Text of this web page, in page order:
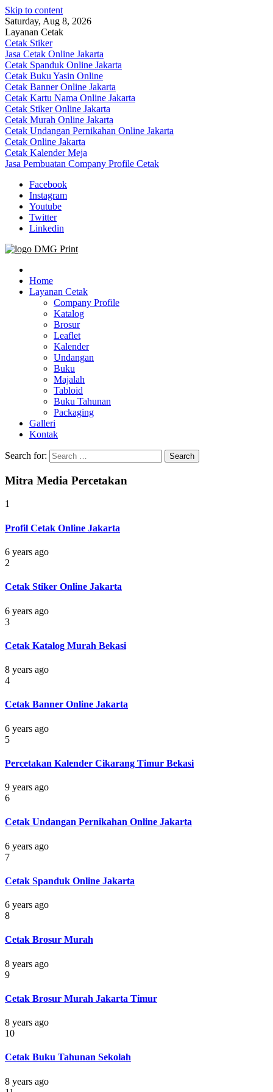
Skip to content
Saturday, Aug 8, 2026
Layanan Cetak
Cetak Stiker
Jasa Cetak Online Jakarta
Cetak Spanduk Online Jakarta
Cetak Buku Yasin Online
Cetak Banner Online Jakarta
Cetak Kartu Nama Online Jakarta
Cetak Stiker Online Jakarta
Cetak Murah Online Jakarta
Cetak Undangan Pernikahan Online Jakarta
Cetak Online Jakarta
Cetak Kalender Meja
Jasa Pembuatan Company Profile Cetak
Facebook
Instagram
Youtube
Twitter
Linkedin
Jasa Cetak Online DMG Printing
Home
Layanan Cetak
Company Profile
Katalog
Brosur
Leaflet
Kalender
Undangan
Buku
Majalah
Tabloid
Buku Tahunan
Packaging
Galleri
Kontak
Search for:
Mitra Media Percetakan
1
Profil Cetak Online Jakarta
6 years ago
2
Cetak Stiker Online Jakarta
6 years ago
3
Cetak Katalog Murah Bekasi
8 years ago
4
Cetak Banner Online Jakarta
6 years ago
5
Percetakan Kalender Cikarang Timur Bekasi
9 years ago
6
Cetak Undangan Pernikahan Online Jakarta
6 years ago
7
Cetak Spanduk Online Jakarta
6 years ago
8
Cetak Brosur Murah
8 years ago
9
Cetak Brosur Murah Jakarta Timur
8 years ago
10
Cetak Buku Tahunan Sekolah
8 years ago